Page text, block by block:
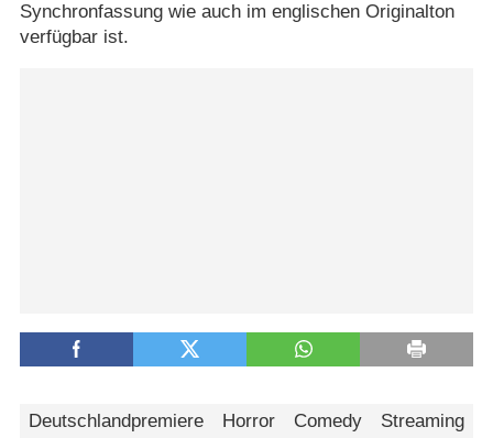
Synchronfassung wie auch im englischen Originalton
verfügbar ist.
Deutschlandpremiere Horror Comedy Streaming